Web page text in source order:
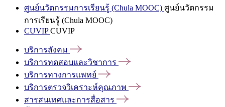
ศูนย์นวัตกรรมการเรียนรู้ (Chula MOOC) ศูนย์นวัตกรรม
การเรียนรู้ (Chula MOOC)
CUVIPCUVIP
บริการสังคม
บริการทดสอบและวิชาการ
บริการทางการแพทย์
บริการตรวจวิเคราะห์คุณภาพ
สารสนเทศและการสื่อสาร